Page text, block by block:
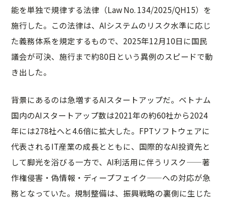
能を単独で規律する法律（Law No. 134/2025/QH15）を
施行した。この法律は、AIシステムのリスク水準に応じ
た義務体系を規定するもので、2025年12月10日に国民
議会が可決、施行まで約80日という異例のスピードで動
き出した。
背景にあるのは急増するAIスタートアップだ。ベトナム
国内のAIスタートアップ数は2021年の約60社から2024
年には278社へと4.6倍に拡大した。FPTソフトウェアに
代表されるIT産業の成長とともに、国際的なAI投資先と
して脚光を浴びる一方で、AI利活用に伴うリスク——著
作権侵害・偽情報・ディープフェイク——への対応が急
務となっていた。規制整備は、振興戦略の裏側に生じた